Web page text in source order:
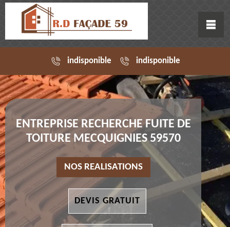
indisponible indisponible
ENTREPRISE RECHERCHE FUITE DE
TOITURE MECQUIGNIES 59570
NOS REALISATIONS
DEVIS GRATUIT